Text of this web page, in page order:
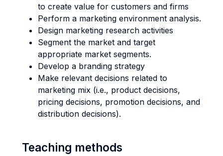
to create value for customers and firms
Perform a marketing environment analysis.
Design marketing research activities
Segment the market and target
appropriate market segments.
Develop a branding strategy
Make relevant decisions related to
marketing mix (i.e., product decisions,
pricing decisions, promotion decisions, and
distribution decisions).
Teaching methods